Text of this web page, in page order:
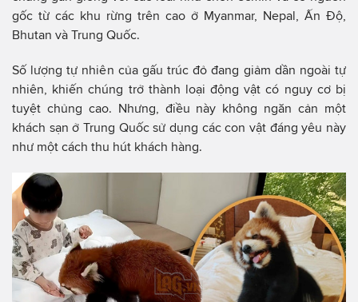
gốc từ các khu rừng trên cao ở Myanmar, Nepal, Ấn Độ,
Bhutan và Trung Quốc.
Số lượng tự nhiên của gấu trúc đỏ đang giảm dần ngoài tự
nhiên, khiến chúng trở thành loại động vật có nguy cơ bị
tuyệt chủng cao. Nhưng, điều này không ngăn cản một
khách sạn ở Trung Quốc sử dụng các con vật đáng yêu này
như một cách thu hút khách hàng.